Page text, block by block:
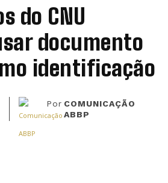
do CNU
documento
identificação
Por COMUNICAÇÃO
ABBP